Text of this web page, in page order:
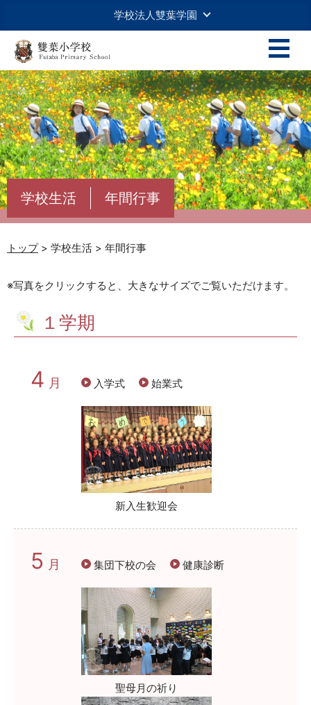
学校法人雙葉学園
学校生活 年間行事
トップ> 学校生活 > 年間行事
※写真をクリックすると、大きなサイズでご覧いただけます。
１学期
4 月 入学式 始業式
新入生歓迎会
5 月 集団下校の会 健康診断
聖母月の祈り